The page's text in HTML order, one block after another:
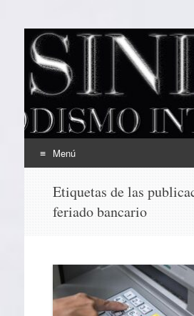
EL SINDICAL
Periodismo Inteligente
Menú
contenido
Etiquetas de las
feriado bancario